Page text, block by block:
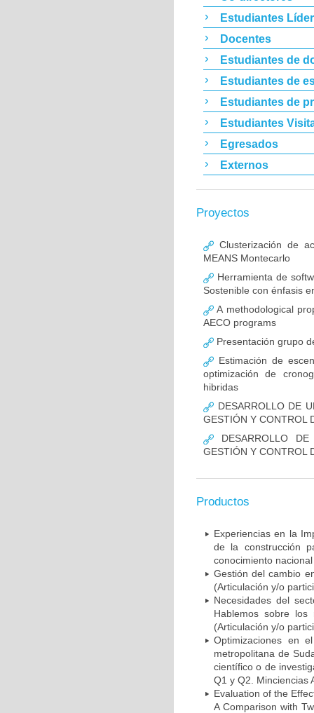
Estudiantes
Docentes
Estudiantes de
Estudiantes de
Estudiantes de
Estudiantes
Egresados
Externos
Proyectos
Clusterización de
MEANS Montecarlo
Herramienta de
Sostenible con énfasis
A methodological
AECO programs
Presentación grupo
Estimación de
optimización de
hibridas
DESARROLLO DE
GESTIÓN Y CONTROL
DESARROLLO
GESTIÓN Y CONTROL
Productos
Experiencias en la
de la construcción
conocimiento
Gestión del cambio
(Articulación y/o
Necesidades del
Hablemos sobre
(Articulación y/o
Optimizaciones en
metropolitana de
científico o de
Q1 y Q2. Minciencias
Evaluation of the
A Comparison with